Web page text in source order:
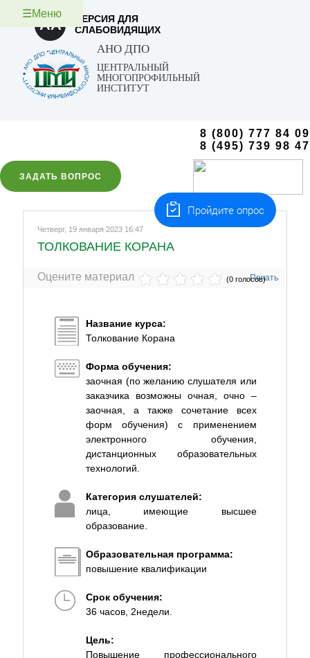
☰Меню
AA
ВЕРСИЯ ДЛЯ
СЛАБОВИДЯЩИХ
АНО ДПО
ЦЕНТРАЛЬНЫЙ
МНОГОПРОФИЛЬНЫЙ
ИНСТИТУТ
8 (800) 777 84 09
8 (495) 739 98 47
ЗАДАТЬ ВОПРОС
Четверг, 19 января 2023 16:47
ТОЛКОВАНИЕ КОРАНА
Печать
Оцените материал (0 голосов)
Название курса:
Толкование Корана
Форма обучения:
заочная (по желанию слушателя или
заказчика возможны очная, очно –
заочная, а также сочетание всех
форм обучения) с применением
электронного обучения,
дистанционных образовательных
технологий.
Категория слушателей:
лица, имеющие высшее
образование.
Образовательная программа:
повышение квалификации
Срок обучения:
36 часов, 2недели.
Цель:
Повышение профессионального
Пройдите опрос